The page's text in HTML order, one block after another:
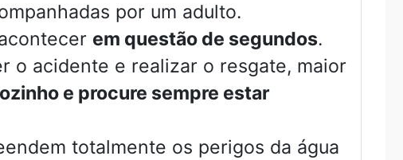
por um adulto.
em questão de segundos.
o acidente e realizar o resgate, maior
e procure sempre estar
totalmente os perigos da água